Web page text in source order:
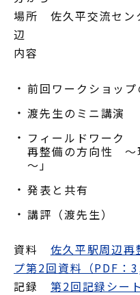
場所 佐久平交流セン
辺
内容
前回ワークショップ
渡先生のミニ講演
フィールドワーク
再整備の方向性 ～
～」
発表と共有
講評（渡先生）
資料 佐久平駅周辺再
プ第2回資料（PDF：
記録 第2回記録シー